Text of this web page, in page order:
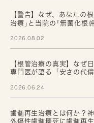
【警告】なぜ、あなたの
治療｣と当院の｢無菌化根
2026.08.02
【根管治療の真実】なぜ
専門医が語る「安さの代償
2026.06.24
歯髄再生治療とは何か？
外傷性歯髄壊死に歯髄再